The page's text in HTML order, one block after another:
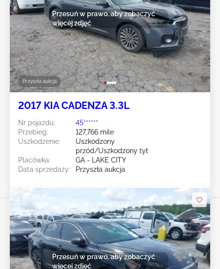
Przyszła aukcja
Przesuń w prawo, aby zobaczyć
więcej zdjęć
2017 KIA CADENZA 3.3L
Nr pojazdu:
45******
Przebieg:
127,766 mile
Uszkodzenie:
Uszkodzony
przód/Uszkodzony tył
Placówka:
GA - LAKE CITY
Data sprzedaży:
Przyszła aukcja
Przesuń w prawo, aby zobaczyć
więcej zdjęć